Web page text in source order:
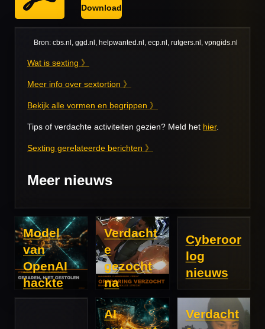
Download
Bron: cbs.nl, ggd.nl, helpwanted.nl, ecp.nl, rutgers.nl, vpngids.nl
Wat is sexting 》
Meer info over sextortion 》
Bekijk alle vormen en begrippen 》
Tips of verdachte activiteiten gezien? Meld het hier.
Sexting gerelateerde berichten 》
Meer nieuws
Model
van
OpenAI
hackte
zelf, lek
Verdacht
e
gezocht
na
bankhelp
deskfrau
Cyberoor
log
nieuws
AI
Verdacht